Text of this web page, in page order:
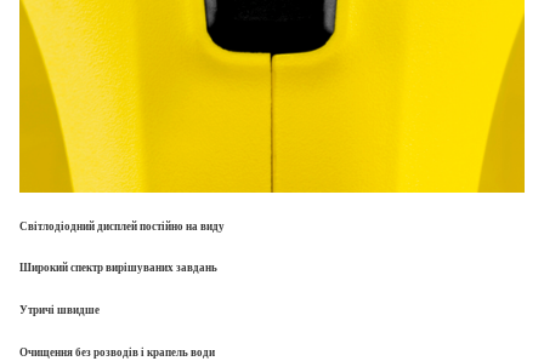
Світлодіодний дисплей постійно на виду
Широкий спектр вирішуваних завдань
Утричі швидше
Очищення без розводів і крапель води